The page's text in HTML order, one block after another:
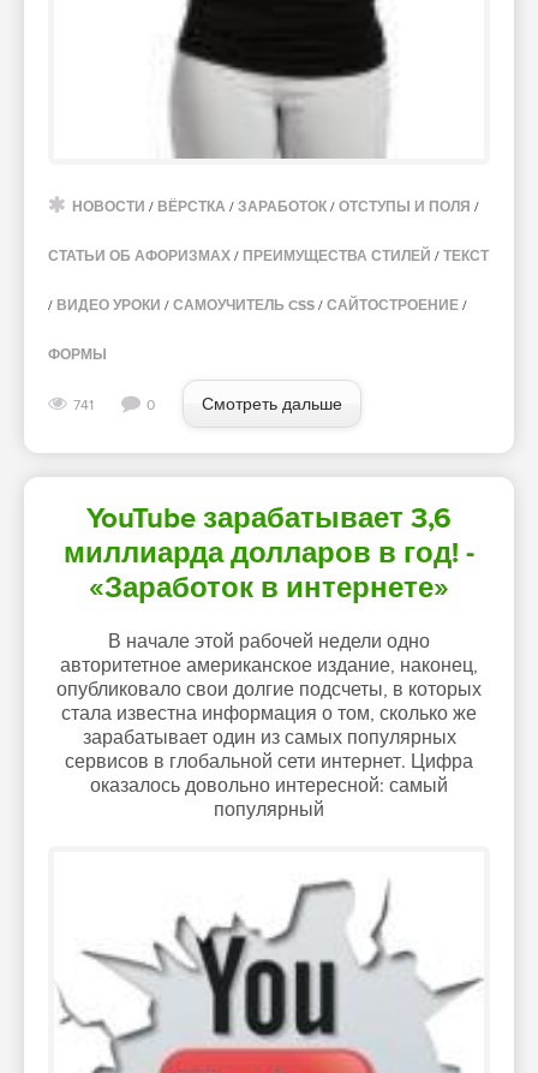
НОВОСТИ / ВЁРСТКА / ЗАРАБОТОК / ОТСТУПЫ И ПОЛЯ /
СТАТЬИ ОБ АФОРИЗМАХ / ПРЕИМУЩЕСТВА СТИЛЕЙ / ТЕКСТ
/ ВИДЕО УРОКИ / САМОУЧИТЕЛЬ CSS / САЙТОСТРОЕНИЕ /
ФОРМЫ
741 0 Смотреть дальше
YouTube зарабатывает 3,6
миллиарда долларов в год! -
«Заработок в интернете»
В начале этой рабочей недели одно
авторитетное американское издание, наконец,
опубликовало свои долгие подсчеты, в которых
стала известна информация о том, сколько же
зарабатывает один из самых популярных
сервисов в глобальной сети интернет. Цифра
оказалось довольно интересной: самый
популярный